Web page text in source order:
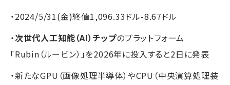
・2024/5/31(金)終値1,096.33ドル-8.67ドル
・次世代人工知能（AI）チップのプラットフォーム
「Rubin（ルービン）」を2026年に投入すると2日に発表
・新たなGPU（画像処理半導体）やCPU（中央演算処理装